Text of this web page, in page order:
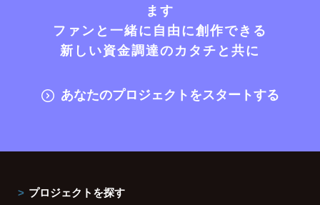
ます
ファンと一緒に自由に創作できる
新しい資金調達のカタチと共に
あなたのプロジェクトをスタートする
プロジェクトを探す